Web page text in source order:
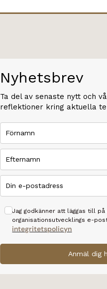
Nyhetsbrev
Ta del av senaste nytt och
reflektioner kring aktuella
Jag godkänner att läggas till på
organisationsutvecklings e-
integritetspolicyn
Anmäl dig